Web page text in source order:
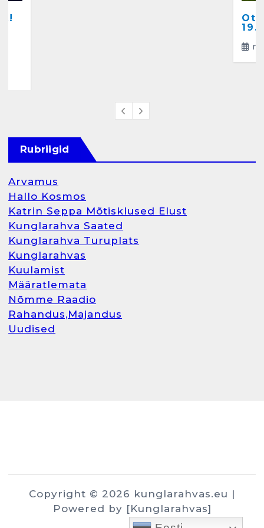
Rubriigid
Arvamus
Hallo Kosmos
Katrin Seppa Mõtisklused Elust
Kunglarahva Saated
Kunglarahva Turuplats
Kunglarahvas
Kuulamist
Määratlemata
Nõmme Raadio
Rahandus,Majandus
Uudised
Copyright © 2026 kunglarahvas.eu |
Powered by [Kunglarahvas]